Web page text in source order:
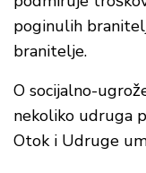
poginulih
branitelje.
O socijalno-
nekoliko udruga
Otok i Udruge